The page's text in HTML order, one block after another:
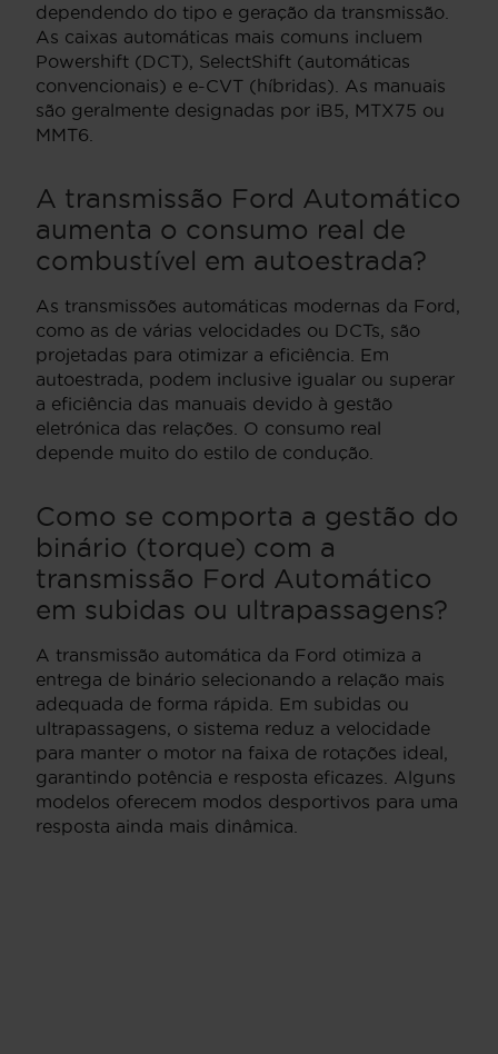
dependendo do tipo e geração da transmissão.
As caixas automáticas mais comuns incluem
Powershift (DCT), SelectShift (automáticas
convencionais) e e-CVT (híbridas). As manuais
são geralmente designadas por iB5, MTX75 ou
MMT6.
A transmissão Ford Automático
aumenta o consumo real de
combustível em autoestrada?
As transmissões automáticas modernas da Ford,
como as de várias velocidades ou DCTs, são
projetadas para otimizar a eficiência. Em
autoestrada, podem inclusive igualar ou superar
a eficiência das manuais devido à gestão
eletrónica das relações. O consumo real
depende muito do estilo de condução.
Como se comporta a gestão do
binário (torque) com a
transmissão Ford Automático
em subidas ou ultrapassagens?
A transmissão automática da Ford otimiza a
entrega de binário selecionando a relação mais
adequada de forma rápida. Em subidas ou
ultrapassagens, o sistema reduz a velocidade
para manter o motor na faixa de rotações ideal,
garantindo potência e resposta eficazes. Alguns
modelos oferecem modos desportivos para uma
resposta ainda mais dinâmica.